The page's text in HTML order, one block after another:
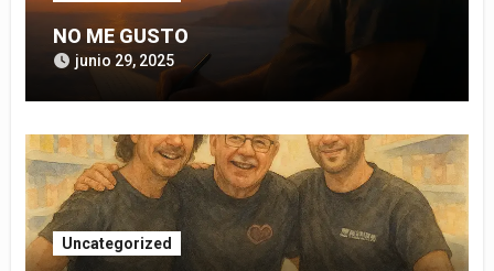
NO ME GUSTO
junio 29, 2025
Uncategorized